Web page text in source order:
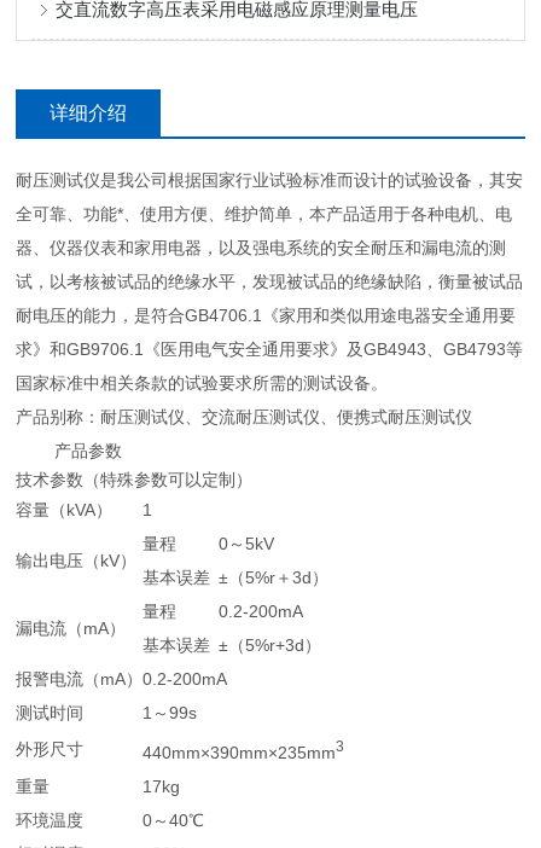
交直流数字高压表采用电磁感应原理测量电压
详细介绍
耐压测试仪是我公司根据国家行业试验标准而设计的试验设备，其安
全可靠、功能*、使用方便、维护简单，本产品适用于各种电机、电
器、仪器仪表和家用电器，以及强电系统的安全耐压和漏电流的测
试，以考核被试品的绝缘水平，发现被试品的绝缘缺陷，衡量被试品
耐电压的能力，是符合GB4706.1《家用和类似用途电器安全通用要
求》和GB9706.1《医用电气安全通用要求》及GB4943、GB4793等
国家标准中相关条款的试验要求所需的测试设备。
产品别称：耐压测试仪、交流耐压测试仪、便携式耐压测试仪
产品参数
技术参数（特殊参数可以定制）
容量（kVA）
1
输出电压（kV）
量程
0～5kV
基本误差 ±（5%r＋3d）
漏电流（mA）
量程
0.2-200mA
基本误差 ±（5%r+3d）
报警电流（mA）0.2-200mA
测试时间
1～99s
外形尺寸
440mm×390mm×235mm3
重量
17kg
环境温度
0～40℃